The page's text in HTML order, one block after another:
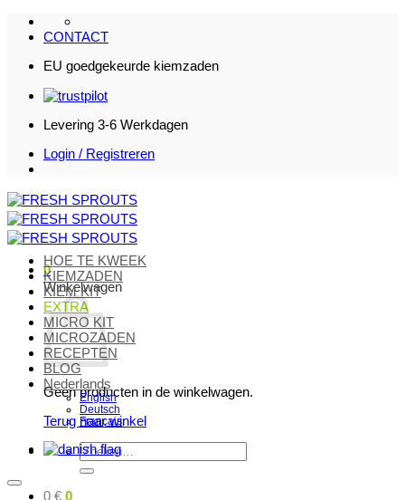
naar
CONTACT
EU goedgekeurde kiemzaden
Levering 3-6 Werkdagen
Login / Registreren
0
Winkelwagen
Geen producten in de winkelwagen.
Terug naar winkel
Zoeken
naar:
0 € 0
HOE TE KWEEK
KIEMZADEN
KIEM KIT
EXTRA
MICRO KIT
MICROZADEN
RECEPTEN
BLOG
Nederlands
English
Deutsch
Français